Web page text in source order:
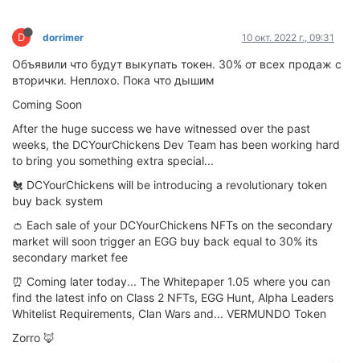
D dorrimer 10 окт. 2022 г., 09:31
Объявили что будут выкупать токен. 30% от всех продаж с
вторички. Неплохо. Пока что дышим
Coming Soon
After the huge success we have witnessed over the past
weeks, the DCYourChickens Dev Team has been working hard
to bring you something extra special...
🐔 DCYourChickens will be introducing a revolutionary token
buy back system
👛 Each sale of your DCYourChickens NFTs on the secondary
market will soon trigger an EGG buy back equal to 30% its
secondary market fee
⏰ Coming later today... The Whitepaper 1.05 where you can
find the latest info on Class 2 NFTs, EGG Hunt, Alpha Leaders
Whitelist Requirements, Clan Wars and... VERMUNDO Token
Zorro 🦊